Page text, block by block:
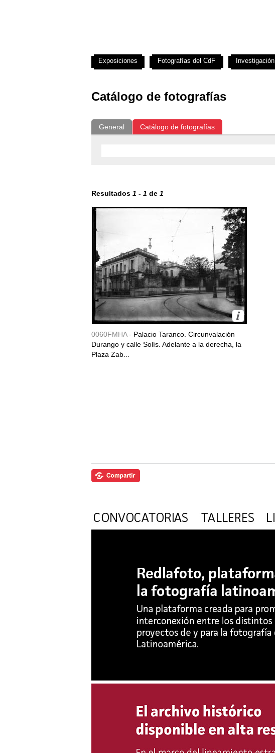
Catálogo de fotografías
General Catálogo de fotografías
Resultados 1 - 1 de 1
0060FMHA - Palacio Taranco. Circunvalación
Durango y calle Solís. Adelante a la derecha, la
Plaza Zab...
Exposiciones Fotografías del CdF Investigación